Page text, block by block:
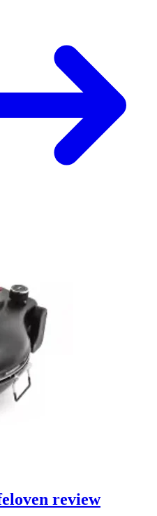
review